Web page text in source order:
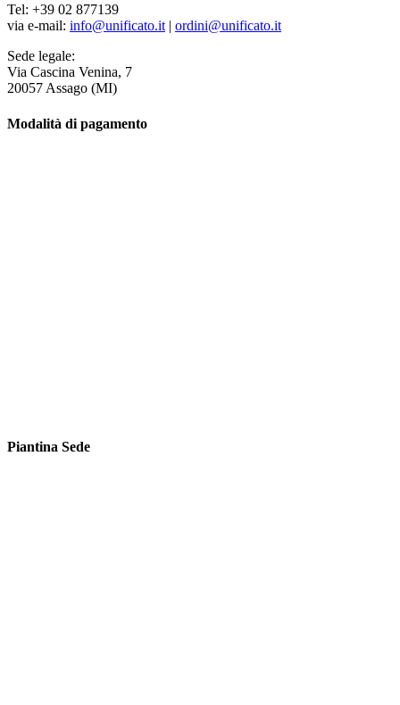
Tel: +39 02 877139
via e-mail: info@unificato.it | ordini@unificato.it
Sede legale:
Via Cascina Venina, 7
20057 Assago (MI)
Modalità di pagamento
Piantina Sede